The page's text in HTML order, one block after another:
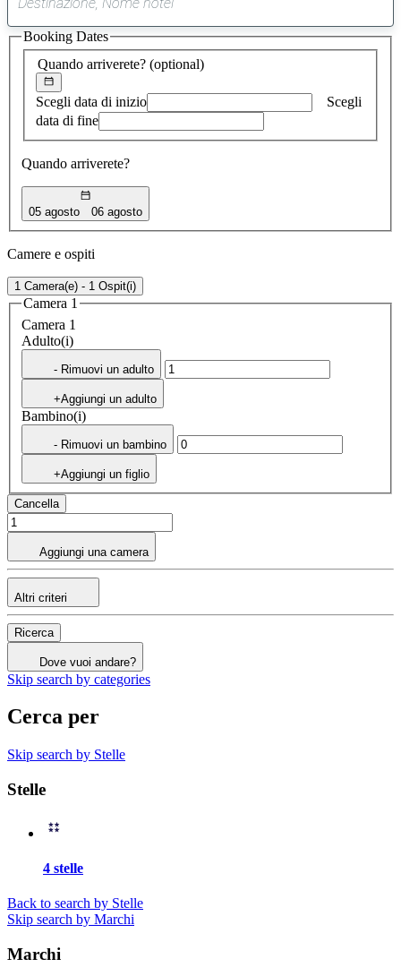
suggerimento
trovato
Quando arriverete? (optional)
Scegli data di inizio
Scegli
data di fine
Quando arriverete?
05 agosto 06 agosto
Booking Dates
Camere e ospiti
1 Camera(e) - 1 Ospit(i)
Camera 1
Camera 1
Adulto(i)
- Rimuovi un adulto
+Aggiungi un adulto
Bambino(i)
- Rimuovi un bambino
+Aggiungi un figlio
Cancella
Aggiungi una camera
Altri criteri
Ricerca
Dove vuoi andare?
Skip search by categories
Cerca per
Skip search by Stelle
Stelle
4 stelle
Back to search by Stelle
Skip search by Marchi
Marchi